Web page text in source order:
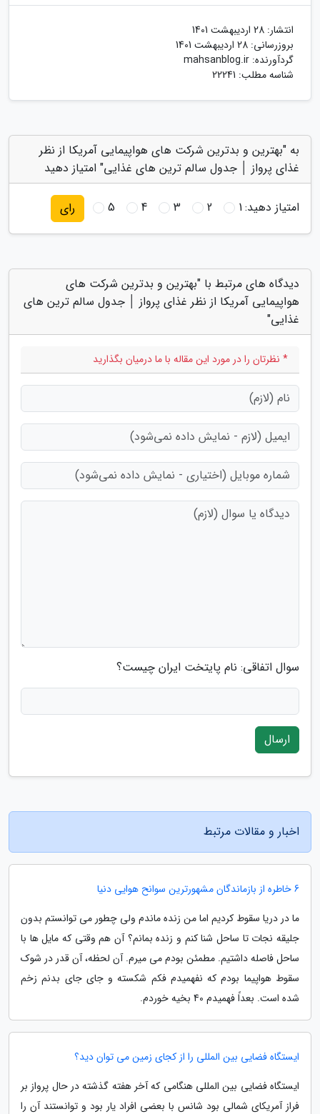
انتشار: 28 اردیبهشت 1401
بروزرسانی: 28 اردیبهشت 1401
گردآورنده: mahsanblog.ir
شناسه مطلب: 22241
به "بهترین و بدترین شرکت های هواپیمایی آمریکا از نظر
غذای پرواز │ جدول سالم ترین های غذایی" امتیاز دهید
امتیاز دهید:1
2
3
4
5 رای
دیدگاه های مرتبط با "بهترین و بدترین شرکت های
هواپیمایی آمریکا از نظر غذای پرواز │ جدول سالم ترین های
غذایی"
* نظرتان را در مورد این مقاله با ما درمیان بگذارید
سوال اتفاقی: نام پایتخت ایران چیست؟
ارسال
اخبار و مقالات مرتبط
6 خاطره از بازماندگان مشهورترین سوانح هوایی دنیا
ما در دریا سقوط کردیم اما من زنده ماندم ولی چطور می توانستم بدون
جلیقه نجات تا ساحل شنا کنم و زنده بمانم؟ آن هم وقتی که مایل ها با
ساحل فاصله داشتیم. مطمئن بودم می میرم. آن لحظه، آن قدر در شوک
سقوط هواپیما بودم که نفهمیدم فکم شکسته و جای جای بدنم زخم
شده است. بعداً فهمیدم 40 بخیه خوردم.
ایستگاه فضایی بین المللی را از کجای زمین می توان دید؟
ایستگاه فضایی بین المللی هنگامی که آخر هفته گذشته در حال پرواز بر
فراز آمریکای شمالی بود شانس با بعضی افراد یار بود و توانستند آن را